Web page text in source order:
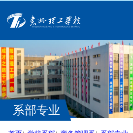
系部专业